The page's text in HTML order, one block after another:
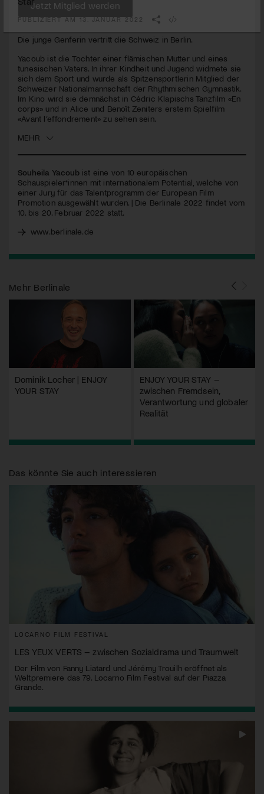
seconds
PUBLIZIERT AM 13. JANUAR 2022
Die junge Genferin vertritt die Schweiz in Berlin.
Yacoub ist die Tochter einer flämischen Mutter und eines
tunesischen Vaters. In ihrer Kindheit und Jugend widmete sie
sich dem Sport und wurde als Spitzensportlerin Mitglied der
Schweizer Nationalmannschaft der Rhythmischen Gymnastik.
Im Kino wird sie demnächst in Cédric Klapischs Tanzfilm «En
corps» und in Alice und Benoît Zeniters erstem Spielfilm
«Avant l’effondrement» zu sehen sein.
MEHR
Souheila Yacoubist eine von 10 europäischen
Schauspieler*innen mit internationalem Potential, welche von
einer Jury für das Talentprogramm der European Film
Promotion ausgewählt wurden. | Die Berlinale 2022 findet vom
10. bis 20. Februar 2022 statt.
www.berlinale.de
Mehr Berlinale
Dominik Locher | ENJOY
YOUR STAY
ENJOY YOUR STAY –
zwischen Fremdsein,
Verantwortung und globaler
Realität
Das könnte Sie auch interessieren
LOCARNO FILM FESTIVAL
LES YEUX VERTS – zwischen Sozialdrama und Traumwelt
Der Film von Fanny Liatard und Jérémy Trouilh eröffnet als
Weltpremiere das 79. Locarno Film Festival auf der Piazza
Grande.